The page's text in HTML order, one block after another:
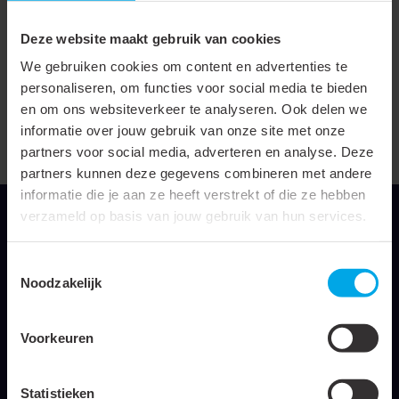
Deze website maakt gebruik van cookies
We gebruiken cookies om content en advertenties te
personaliseren, om functies voor social media te bieden
en om ons websiteverkeer te analyseren. Ook delen we
informatie over jouw gebruik van onze site met onze
partners voor social media, adverteren en analyse. Deze
partners kunnen deze gegevens combineren met andere
informatie die je aan ze heeft verstrekt of die ze hebben
verzameld op basis van jouw gebruik van hun services.
Noodzakelijk
Voorkeuren
Statistieken
Uitvoering/bediening
Mechanisch
Met automatische
terugloop
Met sperinrichting
Klemko Techniek B.V.
3763 LB Soest